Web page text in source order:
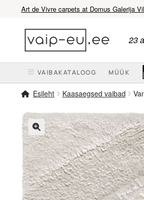
Art de Vivre carpets at Domus Galerija
navigeerimisele
sisu
juurde
23
VAIBAKATALOOG MÜÜK
Esileht Kaasaegsed vaibad
🔍